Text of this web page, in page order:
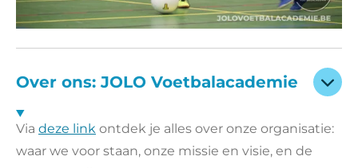
Over ons: JOLO Voetbalacademie
Via deze link ontdek je alles over onze organisatie:
waar we voor staan, onze missie en visie, en de